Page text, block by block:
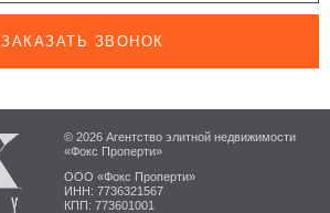
ЗАКАЗАТЬ ЗВОНОК
© 2026 Агентство элитной недвижимости
«Фокс Проперти»
ООО «Фокс Проперти»
ИНН: 7736321567
КПП: 773601001